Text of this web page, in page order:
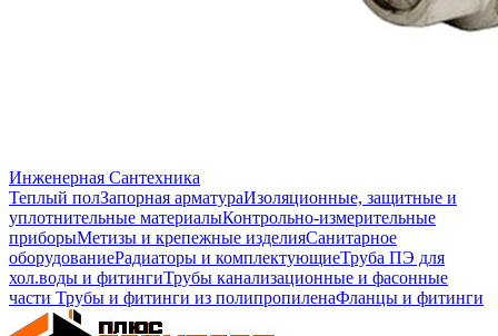
Инженерная Сантехника
Теплый полЗапорная арматураИзоляционные, защитные и
уплотнительные материалыКонтрольно-измерительные
приборыМетизы и крепежные изделияСанитарное
оборудованиеРадиаторы и комплектующиеТруба ПЭ для
хол.воды и фитингиТрубы канализационные и фасонные
части Трубы и фитинги из полипропиленаФланцы и фитинги